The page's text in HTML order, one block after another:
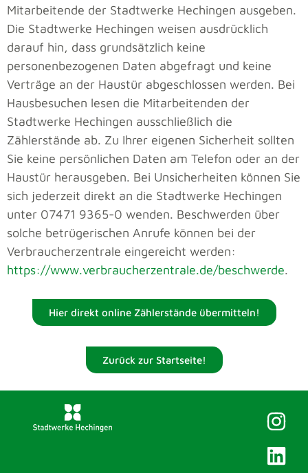
Mitarbeitende der Stadtwerke Hechingen ausgeben.
Die Stadtwerke Hechingen weisen ausdrücklich
darauf hin, dass grundsätzlich keine
personenbezogenen Daten abgefragt und keine
Verträge an der Haustür abgeschlossen werden. Bei
Hausbesuchen lesen die Mitarbeitenden der
Stadtwerke Hechingen ausschließlich die
Zählerstände ab. Zu Ihrer eigenen Sicherheit sollten
Sie keine persönlichen Daten am Telefon oder an der
Haustür herausgeben. Bei Unsicherheiten können Sie
sich jederzeit direkt an die Stadtwerke Hechingen
unter 07471 9365-0 wenden. Beschwerden über
solche betrügerischen Anrufe können bei der
Verbraucherzentrale eingereicht werden:
https://www.verbraucherzentrale.de/beschwerde.
Hier direkt online Zählerstände übermitteln!
Zurück zur Startseite!